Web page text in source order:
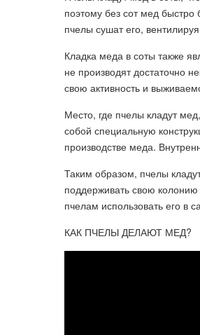
поэтому без сот мед
пчелы сушат его,
Кладка меда в соты также
не производят достаточно
свою активность и
Место, где пчелы кладут
собой специальную
производстве меда.
Таким образом, пчелы
поддерживать свою
пчелам использовать его в
КАК ПЧЕЛЫ ДЕЛАЮТ МЕД?